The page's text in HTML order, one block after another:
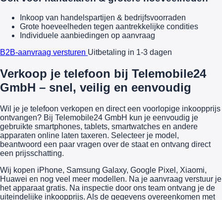
Inkoop van handelspartijen & bedrijfsvoorraden
Grote hoeveelheden tegen aantrekkelijke condities
Individuele aanbiedingen op aanvraag
B2B-aanvraag versturen Uitbetaling in 1-3 dagen
Verkoop je telefoon bij Telemobile24
GmbH – snel, veilig en eenvoudig
Wil je je telefoon verkopen en direct een voorlopige inkoopprijs
ontvangen? Bij Telemobile24 GmbH kun je eenvoudig je
gebruikte smartphones, tablets, smartwatches en andere
apparaten online laten taxeren. Selecteer je model,
beantwoord een paar vragen over de staat en ontvang direct
een prijsschatting.
Wij kopen iPhone, Samsung Galaxy, Google Pixel, Xiaomi,
Huawei en nog veel meer modellen. Na je aanvraag verstuur je
het apparaat gratis. Na inspectie door ons team ontvang je de
uiteindelijke inkoopprijs. Als de gegevens overeenkomen met